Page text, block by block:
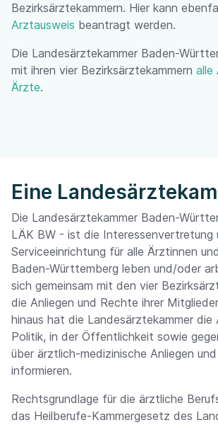
Bezirksärztekammern. Hier kann
Arztausweis beantragt werden.
Die Landesärztekammer Baden-
mit ihren vier Bezirksärztekammern alle
Ärzte.
Eine
Die Landesärztekammer Baden-
LÄK BW - ist die Interessenvertretung
Serviceeinrichtung für alle Ärztinnen
Baden-Württemberg leben und/oder
sich gemeinsam mit den vier
die Anliegen und Rechte ihrer
hinaus hat die Landesärztekammer die
Politik, in der Öffentlichkeit sowie
über ärztlich-medizinische Anliegen
informieren.
Rechtsgrundlage für die ärztliche
das Heilberufe-Kammergesetz des